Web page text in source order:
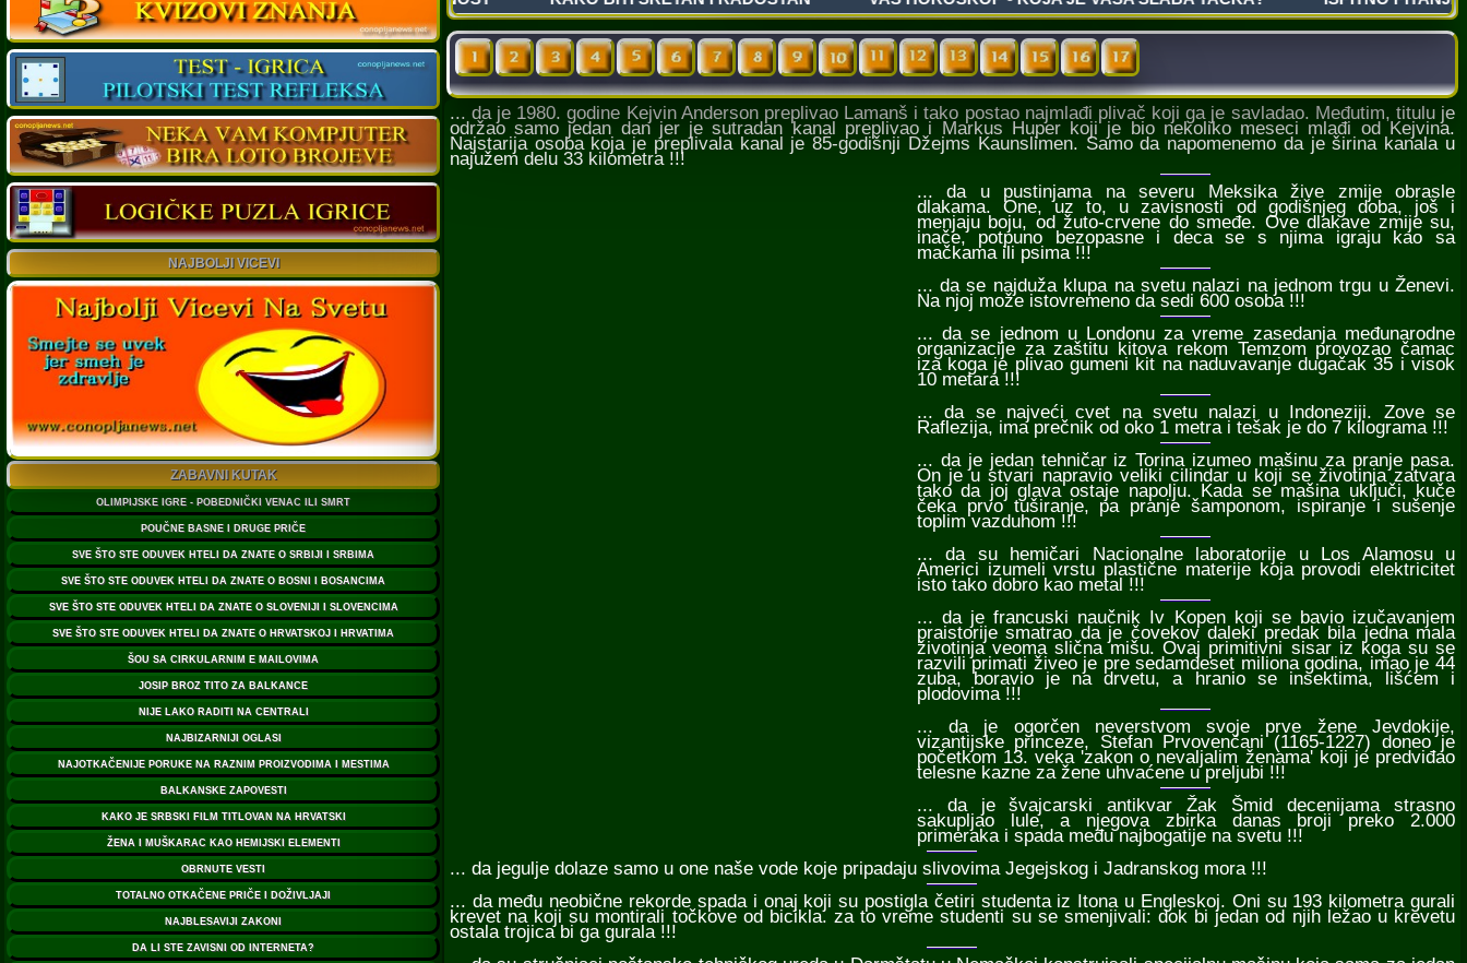
... da je 1980. godine Kejvin Anderson preplivao Lamanš i tako postao najmlađi plivač koji ga je savladao. Međutim, titulu je
održao samo jedan dan jer je sutradan kanal preplivao i Markus Huper koji je bio nekoliko meseci mlađi od Kejvina.
Najstarija osoba koja je preplivala kanal je 85-godišnji Džejms Kaunslimen. Samo da napomenemo da je širina kanala u
najužem delu 33 kilometra !!!
... da u pustinjama na severu Meksika žive zmije obrasle
dlakama. One, uz to, u zavisnosti od godišnjeg doba, još i
menjaju boju, od žuto-crvene do smeđe. Ove dlakave zmije su,
inače, potpuno bezopasne i deca se s njima igraju kao sa
mačkama ili psima !!!
... da se najduža klupa na svetu nalazi na jednom trgu u Ženevi.
Na njoj može istovremeno da sedi 600 osoba !!!
... da se jednom u Londonu za vreme zasedanja međunarodne
organizacije za zaštitu kitova rekom Temzom provozao čamac
iza koga je plivao gumeni kit na naduvavanje dugačak 35 i visok
10 metara !!!
... da se najveći cvet na svetu nalazi u Indoneziji. Zove se
Raflezija, ima prečnik od oko 1 metra i tešak je do 7 kilograma !!!
... da je jedan tehničar iz Torina izumeo mašinu za pranje pasa.
On je u stvari napravio veliki cilindar u koji se životinja zatvara
tako da joj glava ostaje napolju. Kada se mašina uključi, kuče
čeka prvo tuširanje, pa pranje šamponom, ispiranje i sušenje
toplim vazduhom !!!
... da su hemičari Nacionalne laboratorije u Los Alamosu u
Americi izumeli vrstu plastične materije koja provodi elektricitet
isto tako dobro kao metal !!!
... da je francuski naučnik Iv Kopen koji se bavio izučavanjem
praistorije smatrao da je čovekov daleki predak bila jedna mala
životinja veoma slična mišu. Ovaj primitivni sisar iz koga su se
razvili primati živeo je pre sedamdeset miliona godina, imao je 44
zuba, boravio je na drvetu, a hranio se insektima, lišćem i
plodovima !!!
... da je ogorčen neverstvom svoje prve žene Jevdokije,
vizantijske princeze, Stefan Prvovenčani (1165-1227) doneo je
početkom 13. veka 'zakon o nevaljalim ženama' koji je predviđao
telesne kazne za žene uhvaćene u preljubi !!!
... da je švajcarski antikvar Žak Šmid decenijama strasno
sakupljao lule, a njegova zbirka danas broji preko 2.000
primeraka i spada među najbogatije na svetu !!!
... da jegulje dolaze samo u one naše vode koje pripadaju slivovima Jegejskog i Jadranskog mora !!!
... da među neobične rekorde spada i onaj koji su postigla četiri studenta iz Itona u Engleskoj. Oni su 193 kilometra gurali
krevet na koji su montirali točkove od bicikla. za to vreme studenti su se smenjivali: dok bi jedan od njih ležao u krevetu
ostala trojica bi ga gurala !!!